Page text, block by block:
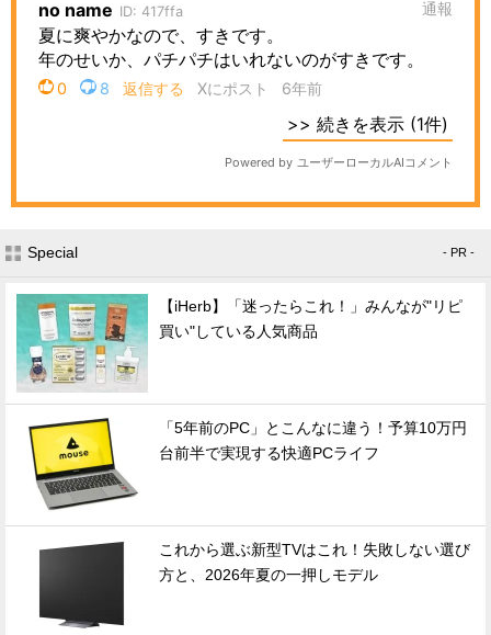
Special - PR -
【iHerb】「迷ったらこれ！」みんなが"リピ
買い"している人気商品
「5年前のPC」とこんなに違う！予算10万円
台前半で実現する快適PCライフ
これから選ぶ新型TVはこれ！失敗しない選び
方と、2026年夏の一押しモデル